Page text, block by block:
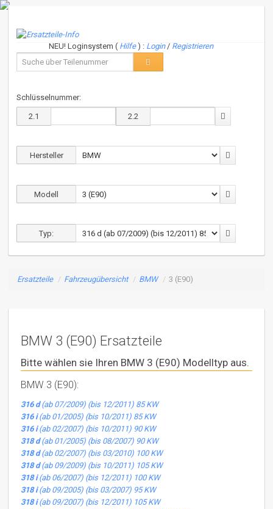
NEU! Loginsystem ( Hilfe) : Login / Registrieren
Schlüsselnummer:
2.1 2.2
Hersteller
Modell
Typ:
Ersatzteile / Fahrzeugübersicht / BMW / 3 (E90)
BMW 3 (E90) Ersatzteile
Bitte wählen sie Ihren BMW 3 (E90) Modelltyp aus.
BMW 3 (E90):
316 d(ab 07/2009) (bis 12/2011) 85 KW
316 i(ab 01/2005) (bis 10/2011) 85 KW
316 i(ab 02/2007) (bis 10/2011) 90 KW
318 d(ab 01/2005) (bis 08/2007) 90 KW
318 d(ab 02/2007) (bis 03/2010) 100 KW
318 d(ab 09/2009) (bis 10/2011) 105 KW
318 i(ab 06/2007) (bis 12/2011) 100 KW
318 i(ab 09/2005) (bis 03/2007) 95 KW
318 i(ab 09/2007) (bis 12/2011) 105 KW